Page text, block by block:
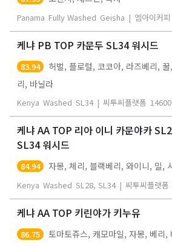
Panama Fully Washed Geisha | 엠아이커피
케냐 PB TOP 카문두 SL34 워시드
83.94
허벌, 플로럴, 코코아, 라즈베리,
리, 바닐라
Kenya Washed SL34 | 씨투씨플랫폼 14600
케냐 AA TOP 리아 이니 카문야카
SL34 워시드
84.94 자몽, 체리, 블랙베리, 와이니, 밀,
Kenya Washed SL28, SL34 | 씨투씨플랫폼
케냐 AA TOP 키린야가 키누유
86.75 토마토쥬스, 캐모마일, 자몽, 베리,